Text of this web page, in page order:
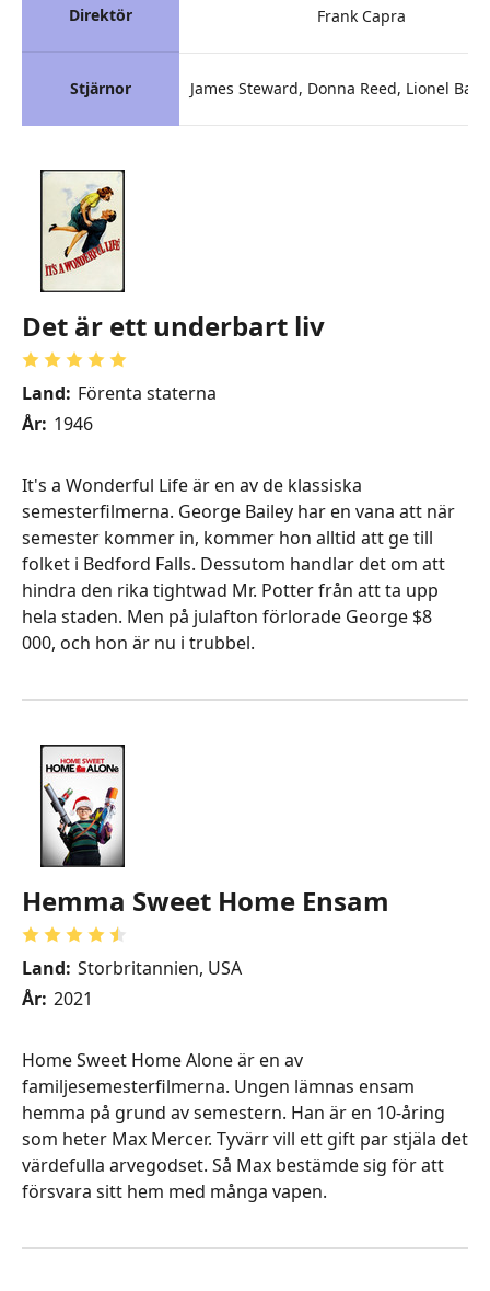
Direktör
Stjärnor
Frank Capra
James Steward, Donna Reed, Lionel
Det är ett underbart liv
Land: Förenta staterna
År: 1946
It's a Wonderful Life är en av de klassiska
semesterfilmerna. George Bailey har en vana att när
semester kommer in, kommer hon alltid att ge till
folket i Bedford Falls. Dessutom handlar det om att
hindra den rika tightwad Mr. Potter från att ta upp
hela staden. Men på julafton förlorade George $8
000, och hon är nu i trubbel.
Hemma Sweet Home Ensam
Land: Storbritannien, USA
År: 2021
Home Sweet Home Alone är en av
familjesemesterfilmerna. Ungen lämnas ensam
hemma på grund av semestern. Han är en 10-åring
som heter Max Mercer. Tyvärr vill ett gift par stjäla det
värdefulla arvegodset. Så Max bestämde sig för att
försvara sitt hem med många vapen.